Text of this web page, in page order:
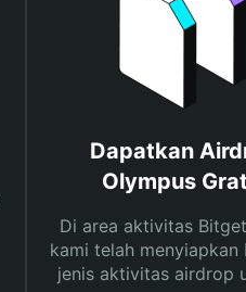
Dapatkan
Olympus
Di area aktivitas
kami telah menyiapkan
jenis aktivitas airdrop